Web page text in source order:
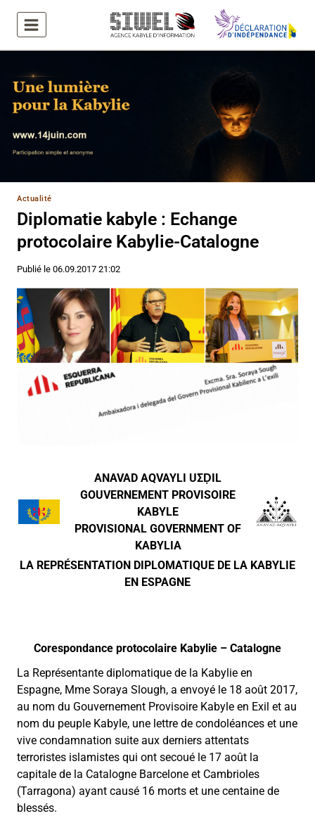
contenu
Actualité
Diplomatie kabyle : Echange
protocolaire Kabylie-Catalogne
Publié le 06.09.2017 21:02
ANAVAD AQVAYLI UΣḌIL
GOUVERNEMENT PROVISOIRE
KABYLE
PROVISIONAL GOVERNMENT OF
KABYLIA
LA REPRÉSENTATION DIPLOMATIQUE DE LA KABYLIE
EN ESPAGNE
Corespondance protocolaire Kabylie – Catalogne
La Représentante diplomatique de la Kabylie en
Espagne, Mme Soraya Slough, a envoyé le 18 août 2017,
au nom du Gouvernement Provisoire Kabyle en Exil et au
nom du peuple Kabyle, une lettre de condoléances et une
vive condamnation suite aux derniers attentats
terroristes islamistes qui ont secoué le 17 août la
capitale de la Catalogne Barcelone et Cambrioles
(Tarragona) ayant causé 16 morts et une centaine de
blessés.